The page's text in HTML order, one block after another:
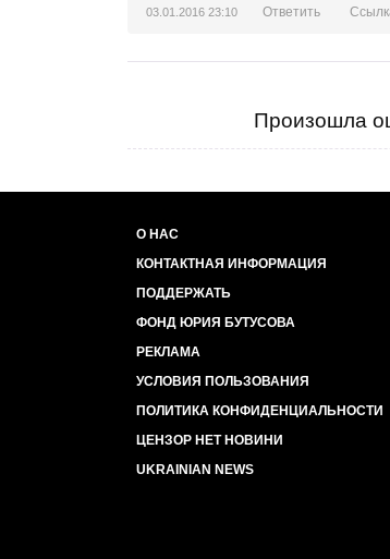
03.01.2016 23:10 Ответить
Произошла
О НАС
КОНТАКТНАЯ ИНФОРМАЦИЯ
ПОДДЕРЖАТЬ
ФОНД ЮРИЯ БУТУСОВА
РЕКЛАМА
УСЛОВИЯ ПОЛЬЗОВАНИЯ
ПОЛИТИКА КОНФИДЕНЦИАЛЬНОСТИ
ЦЕНЗОР НЕТ НОВИНИ
UKRAINIAN NEWS